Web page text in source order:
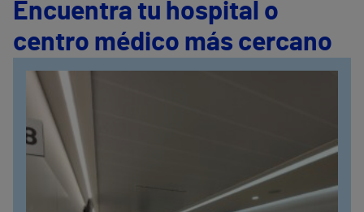
Encuentra tu hospital o
centro médico más cercano